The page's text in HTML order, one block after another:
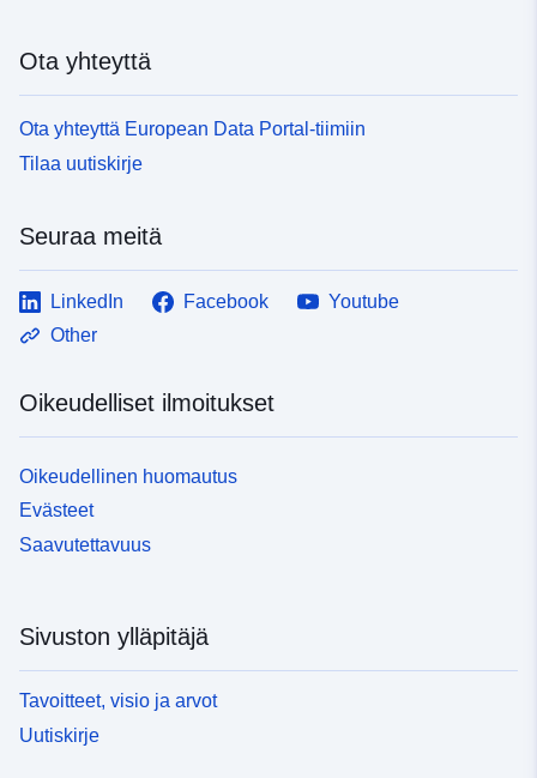
Ota yhteyttä
Ota yhteyttä European Data Portal-tiimiin
Tilaa uutiskirje
Seuraa meitä
LinkedIn Facebook
Youtube
Other
Oikeudelliset ilmoitukset
Oikeudellinen huomautus
Evästeet
Saavutettavuus
Sivuston ylläpitäjä
Tavoitteet, visio ja arvot
Uutiskirje